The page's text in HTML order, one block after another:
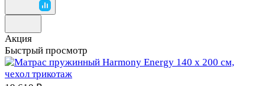
Акция
Быстрый просмотр